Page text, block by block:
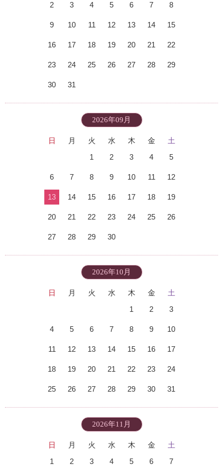
2 3 4 5 6 7 8
9 10 11 12 13 14 15
16 17 18 19 20 21 22
23 24 25 26 27 28 29
30 31
2026年09月
日 月 火 水 木 金
土
1
2 3 4 5
6 7 8 9 10 11 12
13 14 15 16 17 18 19
20 21 22 23 24 25 26
27 28 29 30
2026年10月
日 月 火 水 木 金
土
1
2 3
4 5 6 7 8 9 10
11 12 13 14 15 16 17
18 19 20 21 22 23 24
25 26 27 28 29 30 31
2026年11月
日 月 火 水 木 金
土
1
2 3 4 5 6 7